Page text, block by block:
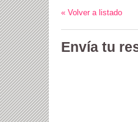
« Volver a listado
Envía tu